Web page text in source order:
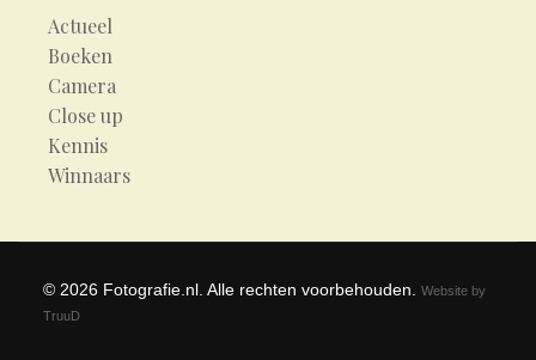
Actueel
Boeken
Camera
Close up
Kennis
Winnaars
© 2026 Fotografie.nl. Alle rechten voorbehouden.
Website by
TruuD